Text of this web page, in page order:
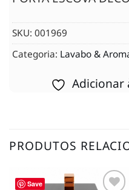
SKU: 001969
Categoria: Lavabo &
Adicionar
PRODUTOS
Save